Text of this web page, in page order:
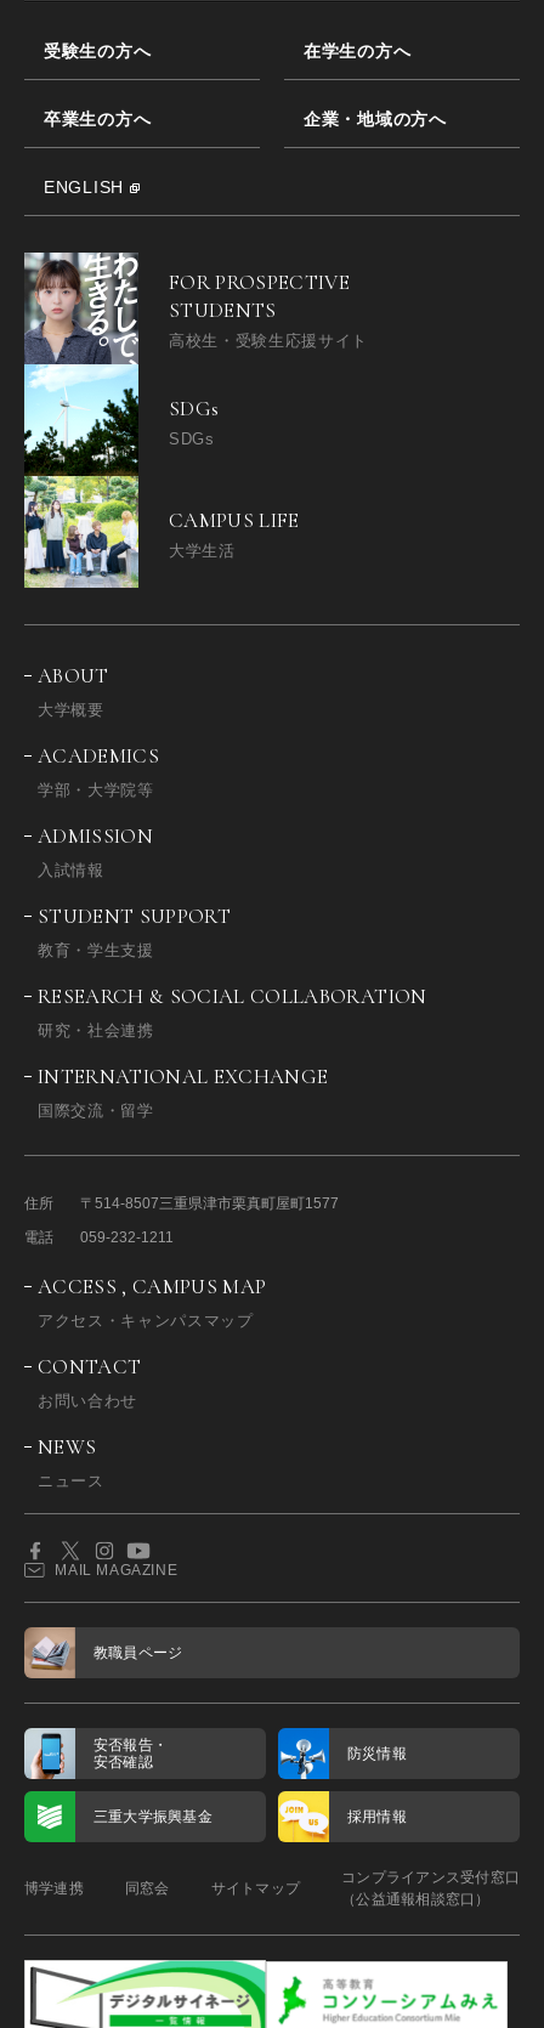
受験生の方へ 在学生の方へ
卒業生の方へ 企業・地域の方へ
ENGLISH
FOR PROSPECTIVE
STUDENTS
高校生・受験生応援サイト
SDGs
SDGs
CAMPUS LIFE
大学生活
ABOUT
大学概要
ACADEMICS
学部・大学院等
ADMISSION
入試情報
STUDENT SUPPORT
教育・学生支援
RESEARCH & SOCIAL COLLABORATION
研究・社会連携
INTERNATIONAL EXCHANGE
国際交流・留学
住所 〒514-8507三重県津市栗真町屋町1577
電話
059-232-1211
ACCESS , CAMPUS MAP
アクセス・キャンパスマップ
CONTACT
お問い合わせ
NEWS
ニュース
MAIL MAGAZINE
教職員ページ
安否報告・
安否確認
防災情報
三重大学振興基金 採用情報
博学連携 同窓会 サイトマップ
コンプライアンス受付窓口
（公益通報相談窓口）